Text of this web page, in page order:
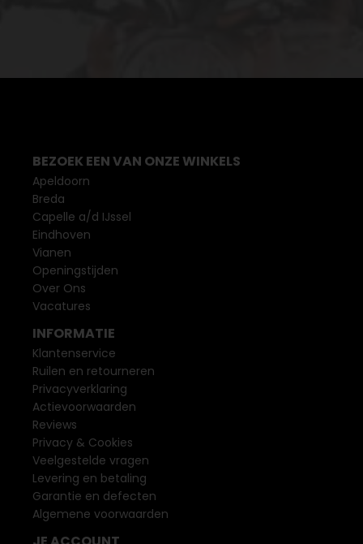
BEZOEK EEN VAN ONZE WINKELS
Apeldoorn
Breda
Capelle a/d IJssel
Eindhoven
Vianen
Openingstijden
Over Ons
Vacatures
INFORMATIE
Klantenservice
Ruilen en retourneren
Privacyverklaring
Actievoorwaarden
Reviews
Privacy & Cookies
Veelgestelde vragen
Levering en betaling
Garantie en defecten
Algemene voorwaarden